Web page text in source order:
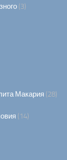
(3)
Макария (28)
(14)